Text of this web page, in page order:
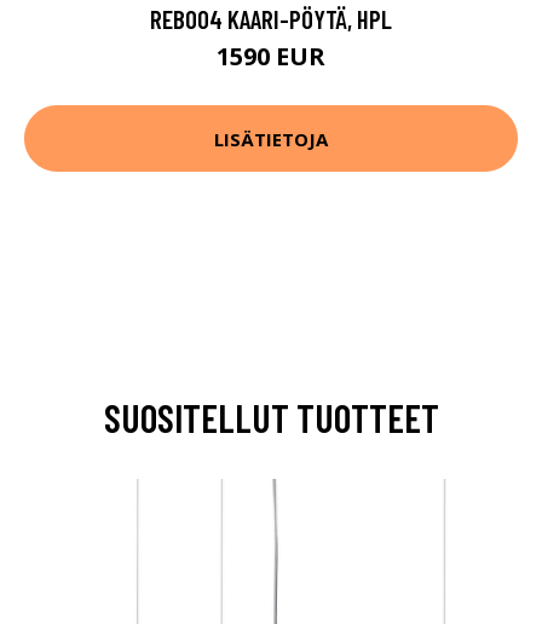
REB004 KAARI-PÖYTÄ, HPL
1590 EUR
LISÄTIETOJA
SUOSITELLUT TUOTTEET